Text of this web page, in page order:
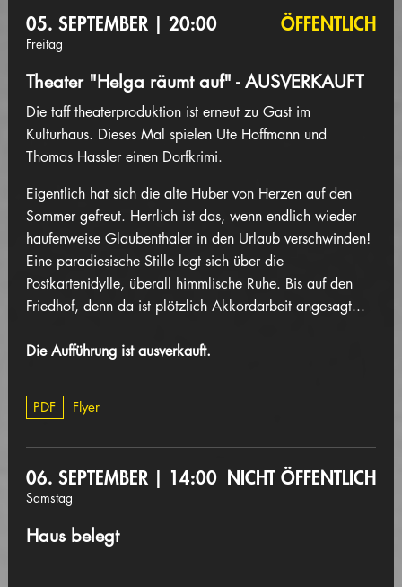
05. SEPTEMBER | 20:00
Freitag
ÖFFENTLICH
Theater "Helga räumt auf" - AUSVERKAUFT
Die taff theaterproduktion ist erneut zu Gast im
Kulturhaus. Dieses Mal spielen Ute Hoffmann und
Thomas Hassler einen Dorfkrimi.
Eigentlich hat sich die alte Huber von Herzen auf den
Sommer gefreut. Herrlich ist das, wenn endlich wieder
haufenweise Glaubenthaler in den Urlaub verschwinden!
Eine paradiesische Stille legt sich über die
Postkartenidylle, überall himmlische Ruhe. Bis auf den
Friedhof, denn da ist plötzlich Akkordarbeit angesagt...
Die Aufführung ist ausverkauft.
PDF Flyer
06. SEPTEMBER | 14:00
Samstag
NICHT ÖFFENTLICH
Haus belegt